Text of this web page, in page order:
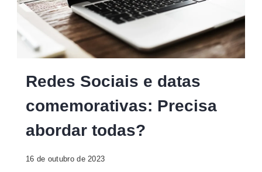
sociais-
comemorativas-
Redes Sociais e datas
comemorativas: Precisa
abordar todas?
16 de outubro de 2023